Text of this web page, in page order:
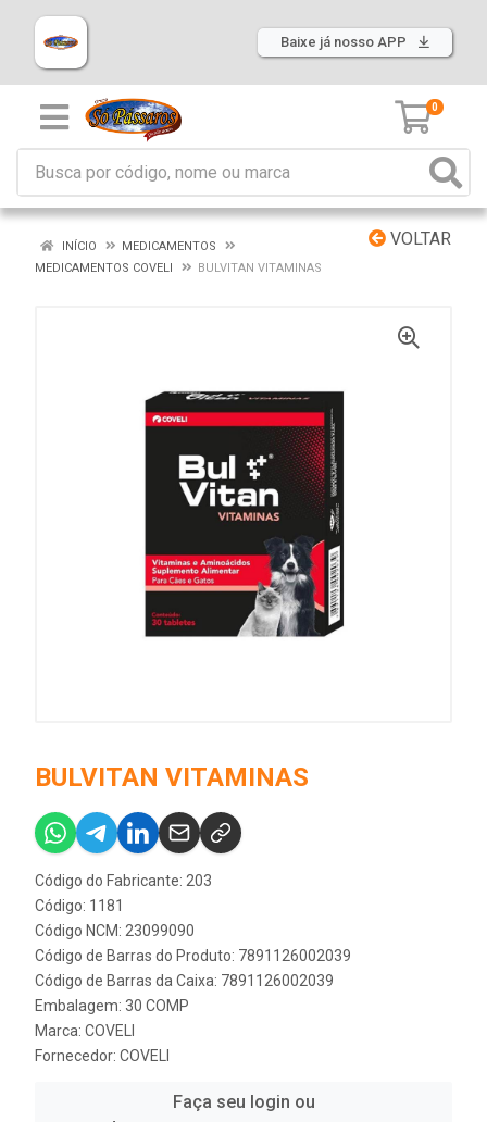
Baixe já nosso APP
0
VOLTAR
INÍCIO
MEDICAMENTOS
MEDICAMENTOS COVELI
BULVITAN VITAMINAS
BULVITAN VITAMINAS
Código do Fabricante: 203
Código: 1181
Código NCM: 23099090
Código de Barras do Produto: 7891126002039
Código de Barras da Caixa: 7891126002039
Embalagem: 30 COMP
Marca: COVELI
Fornecedor: COVELI
Faça seu login ou